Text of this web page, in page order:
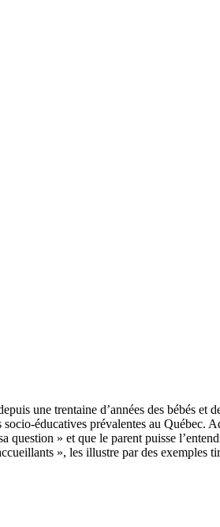
une trentaine d’années des bébés et
éducatives prévalentes au
» et que le parent puisse
», les illustre par des exemples